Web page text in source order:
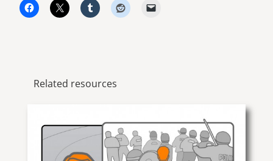
Related resources